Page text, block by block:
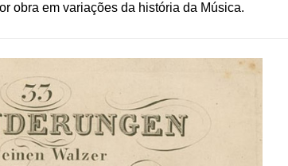
obra em variações da história da Música.